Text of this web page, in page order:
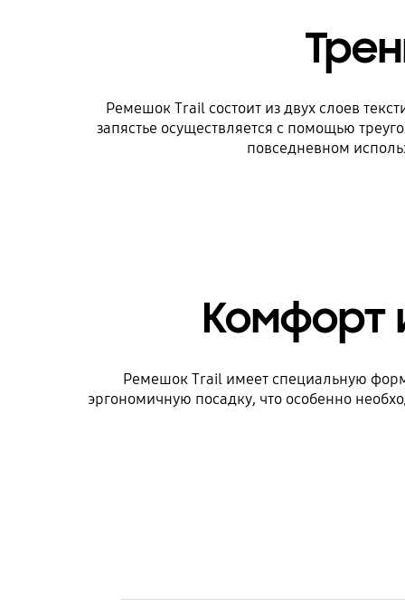
Ремешок Trail состоит из двух слоев
запястье осуществляется с помощью
повседневном
Комфорт
Ремешок Trail имеет специальную
эргономичную посадку, что особенно